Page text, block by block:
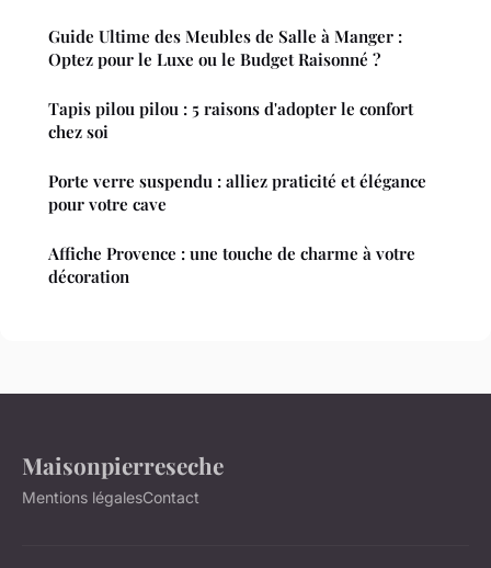
Guide Ultime des Meubles de Salle à Manger :
Optez pour le Luxe ou le Budget Raisonné ?
Tapis pilou pilou : 5 raisons d'adopter le confort
chez soi
Porte verre suspendu : alliez praticité et élégance
pour votre cave
Affiche Provence : une touche de charme à votre
décoration
Maisonpierreseche
Mentions légalesContact